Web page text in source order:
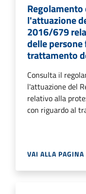
l'attuazione
2016/679
delle
trattamento
Consulta il
l'attuazione del
relativo alla
con riguardo al
VAI ALLA PAGINA